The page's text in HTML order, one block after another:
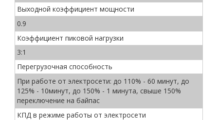
Выходной коэффициент мощности
0.9
Коэффициент пиковой нагрузки
3:1
Перегрузочная способность
При работе от электросети: до 110% - 60 минут, до
125% - 10минут, до 150% - 1 минута, свыше 150%
переключение на байпас
КПД в режиме работы от электросети